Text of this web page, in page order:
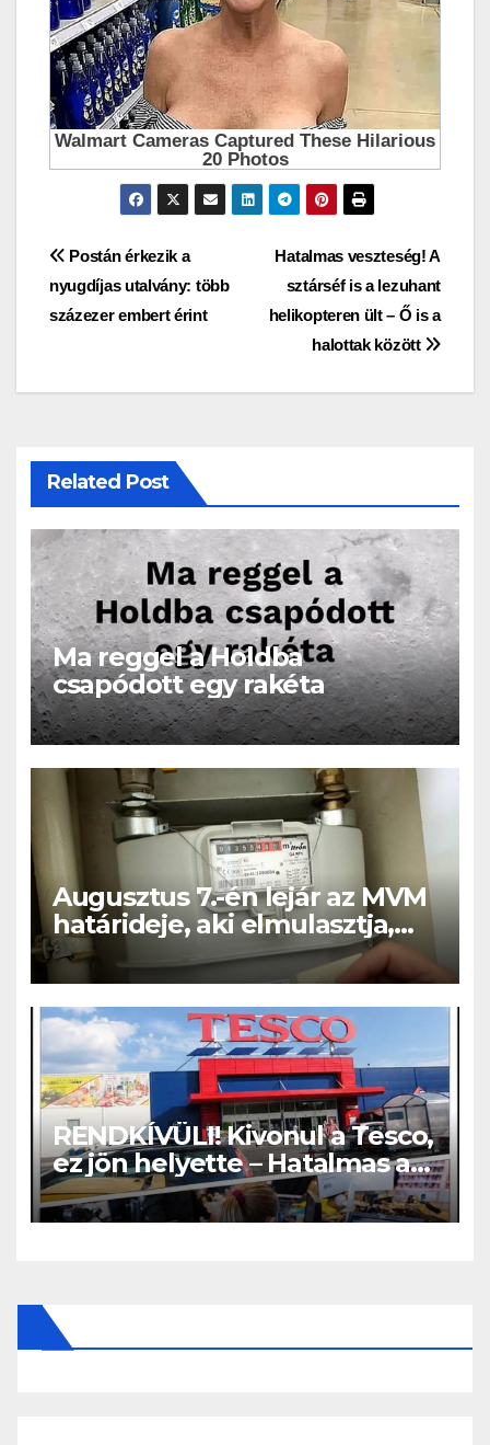
Bejegyzés
navigáció
Hatalmas veszteség! A
sztárséf is a lezuhant
helikopteren ült – Ő is a
halottak között
Postán érkezik a
nyugdíjas utalvány: több
százezer embert érint
Related Post
Ma reggel a Holdba
csapódott egy rakéta
Augusztus 7.-én lejár az MVM
határideje, aki elmulasztja,
nagy bajba kerülhet!
RENDKÍVÜLI! Kivonul a Tesco,
ez jön helyette – Hatalmas a
felháborodás az országban: